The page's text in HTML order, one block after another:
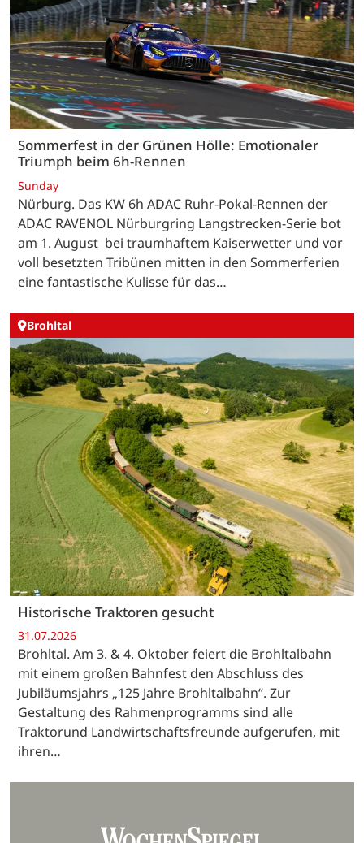
Sommerfest in der Grünen Hölle: Emotionaler
Triumph beim 6h-Rennen
Sunday
Nürburg. Das KW 6h ADAC Ruhr-Pokal-Rennen der
ADAC RAVENOL Nürburgring Langstrecken-Serie bot
am 1. August bei traumhaftem Kaiserwetter und vor
voll besetzten Tribünen mitten in den Sommerferien
eine fantastische Kulisse für das…
Brohltal
Historische Traktoren gesucht
31.07.2026
Brohltal. Am 3. & 4. Oktober feiert die Brohltalbahn
mit einem großen Bahnfest den Abschluss des
Jubiläumsjahrs „125 Jahre Brohltalbahn“. Zur
Gestaltung des Rahmenprogramms sind alle
Traktorund Landwirtschaftsfreunde aufgerufen, mit
ihren…